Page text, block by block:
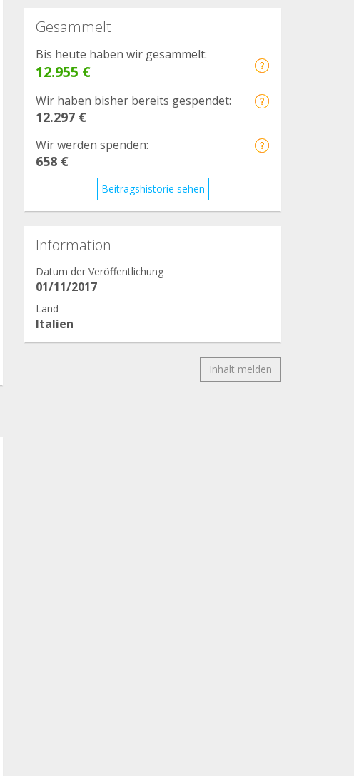
Gesammelt
Bis heute haben wir gesammelt:
12.955 €
Wir haben bisher bereits gespendet:
12.297 €
Wir werden spenden:
658 €
Beitragshistorie sehen
Information
Datum der Veröffentlichung
01/11/2017
Land
Italien
Inhalt melden